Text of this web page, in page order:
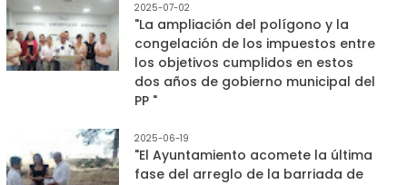
2025-07-02
"La ampliación del polígono y la
congelación de los impuestos entre
los objetivos cumplidos en estos
dos años de gobierno municipal del
PP "
2025-06-19
"El Ayuntamiento acomete la última
fase del arreglo de la barriada de